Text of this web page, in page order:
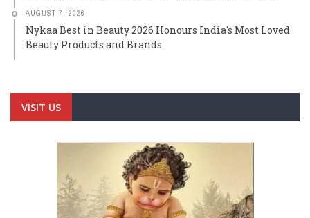
AUGUST 7, 2026
Nykaa Best in Beauty 2026 Honours India's Most Loved
Beauty Products and Brands
VISIT US